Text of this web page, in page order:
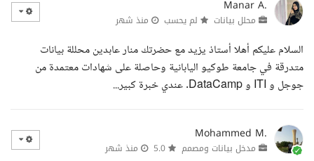
Manar A.
محلل بيانات لم يحسب منذ شهر
السلام عليكم أهلا أستاذ يزيد مع حضرتك منار عابدين محللة بيانات
متدرقة في جامعة طوكيو اليابانية وحاصلة على شهادات معتمدة من
جوجل و ITI و DataCamp. عندي خبرة كبير...
Mohammed M.
مدخل بيانات ومصمم منذ شهر